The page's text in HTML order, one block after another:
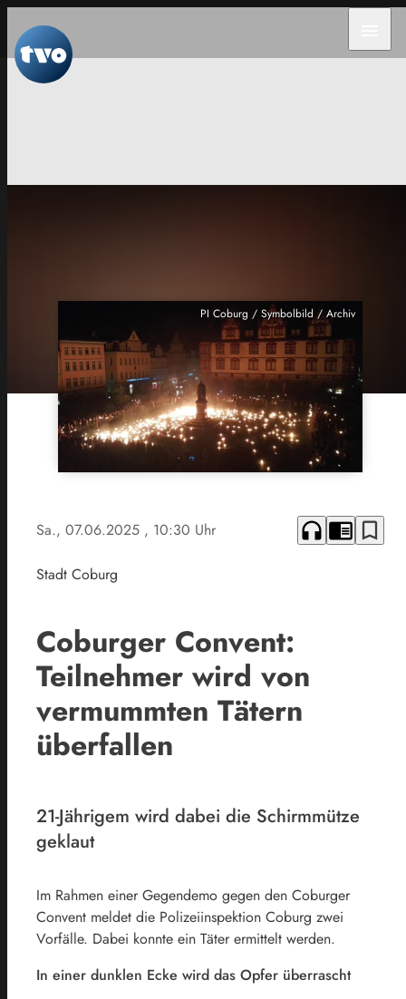
PI Coburg / Symbolbild / Archiv
Sa., 07.06.2025 , 10:30 Uhr headphones chrome_reader_mode bookmark_border
Stadt Coburg
Coburger Convent:
Teilnehmer wird von
vermummten Tätern
überfallen
21-Jährigem wird dabei die Schirmmütze
geklaut
Im Rahmen einer Gegendemo gegen den Coburger
Convent meldet die Polizeiinspektion Coburg zwei
Vorfälle. Dabei konnte ein Täter ermittelt werden.
In einer dunklen Ecke wird das Opfer überrascht